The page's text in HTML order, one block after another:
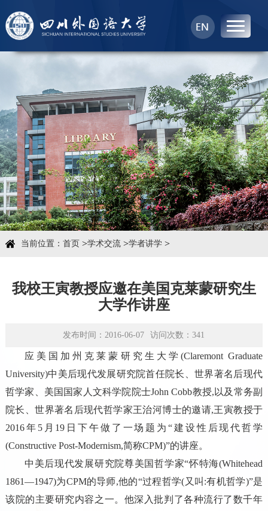
首页
中心概况
科学研究
学术团队
学术交流
当前位置： 首页>学术交流>学者讲学>
我校王寅教授应邀在美国克莱蒙研究生
大学作讲座
发布时间：2016-06-07 访问次数：341
应美国加州克莱蒙研究生大学(Claremont Graduate
University)中美后现代发展研究院首任院长、世界著名后现代
哲学家、美国国家人文科学院院士John Cobb教授,以及常务副
院长、世界著名后现代哲学家王治河博士的邀请,王寅教授于
2016年5月19日下午做了一场题为“建设性后现代哲学
(Constructive Post-Modernism,简称CPM)”的讲座。
中美后现代发展研究院尊美国哲学家“怀特海(Whitehead
1861—1947)为CPM的导师,他的“过程哲学(又叫:有机哲学)”是
该院的主要研究内容之一。他深入批判了各种流行了数千年